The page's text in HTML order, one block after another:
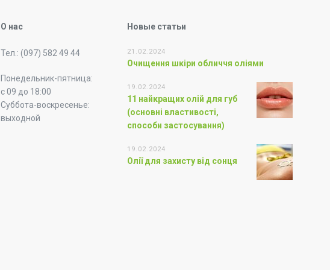
О нас
Тел.: (097) 582 49 44
Понедельник-пятница:
с 09 до 18:00
Суббота-воскресенье:
выходной
Новые статьи
21.02.2024
Очищення шкіри обличчя оліями
19.02.2024
11 найкращих олій для губ
(основні властивості,
способи застосування)
19.02.2024
Олії для захисту від сонця